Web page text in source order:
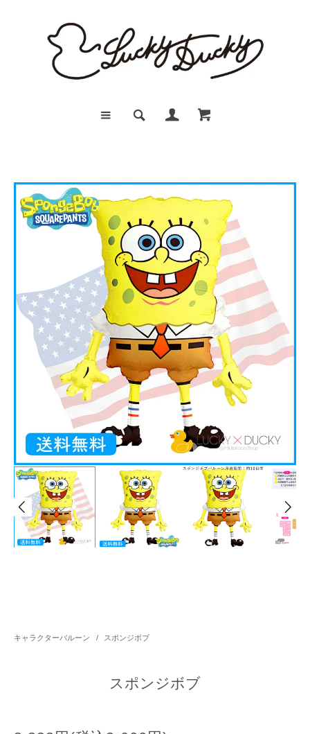
キャラクターバルーン / スポンジボブ
スポンジボブ